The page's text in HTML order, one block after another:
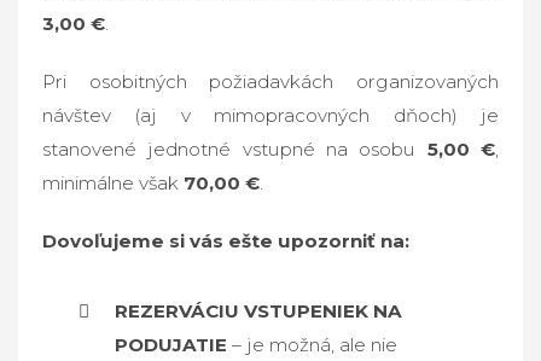
3,00 €.
Pri osobitných požiadavkách organizovaných
návštev (aj v mimopracovných dňoch) je
stanovené jednotné vstupné na osobu 5,00 €,
minimálne však 70,00 €.
Dovoľujeme si vás ešte upozorniť na:
REZERVÁCIU VSTUPENIEK NA
PODUJATIE – je možná, ale nie